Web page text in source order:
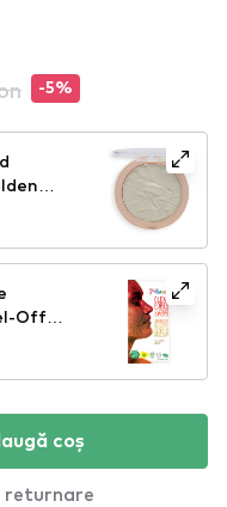
-5%
Off
coș
returnare